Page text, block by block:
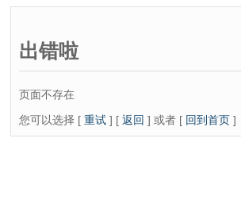
出错啦
页面不存在
您可以选择 [ 重试 ] [ 返回 ] 或者 [ 回到首页 ]